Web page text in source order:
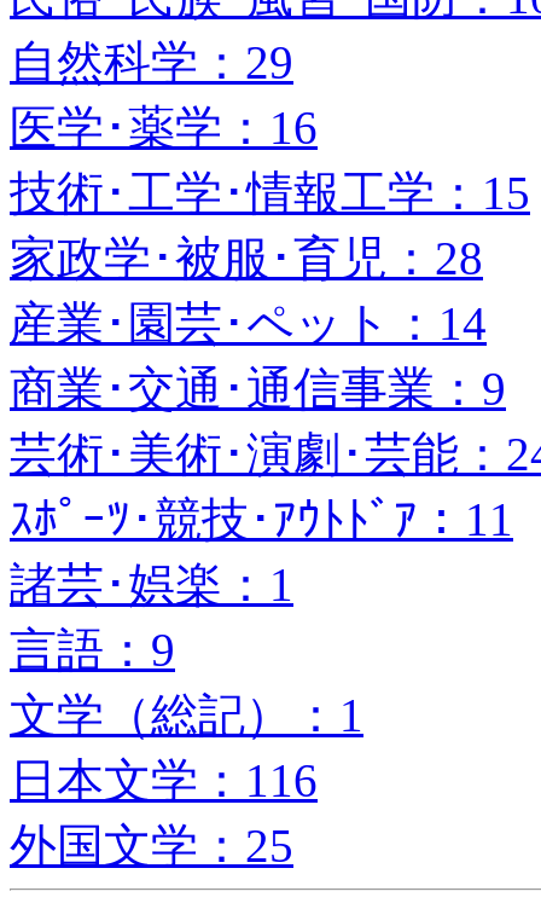
自然科学：29
医学･薬学：16
技術･工学･情報工学：15
家政学･被服･育児：28
産業･園芸･ペット：14
商業･交通･通信事業：9
芸術･美術･演劇･芸能：
ｽﾎﾟｰﾂ･競技･ｱｳﾄﾄﾞｱ：11
諸芸･娯楽：1
言語：9
文学（総記）：1
日本文学：116
外国文学：25